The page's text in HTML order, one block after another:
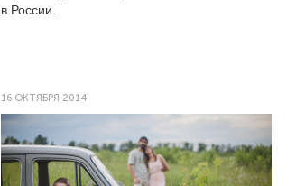
в России.
16 ОКТЯБРЯ 2014